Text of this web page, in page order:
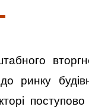
ринку